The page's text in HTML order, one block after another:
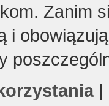
Zanim
i
|